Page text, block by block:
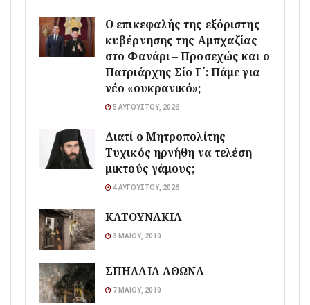
Ο επικεφαλής της εξόριστης
κυβέρνησης της Αμπχαζίας
στο Φανάρι – Προσεχώς και ο
Πατριάρχης Σίο Γ΄: Πάμε για
νέο «ουκρανικό»;
5 ΑΥΓΟΎΣΤΟΥ, 2026
Διατί ο Μητροπολίτης
Τυχικός ηρνήθη να τελέση
μικτούς γάμους;
4 ΑΥΓΟΎΣΤΟΥ, 2026
ΚΑΤΟΥΝΑΚΙΑ
3 ΜΑΪ́ΟΥ, 2010
ΣΠΗΛΑΙΑ ΑΘΩΝΑ
7 ΜΑΪ́ΟΥ, 2010